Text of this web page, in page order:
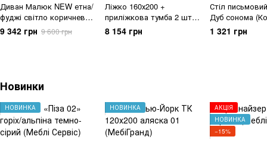
Диван Малюк NEW етна/
фуджі світло коричневий
(Меблі Сервіс)
9 342 грн 9 600 грн
Ліжко 160х200 +
приліжкова тумба 2 шт
Фієста Дуб апріл/Чорний
(Меблі Сервіс)
8 154 грн
Стіл
Дуб сонома
1 321 грн
Новинки
НОВИНКА НОВИНКА
АКЦІЯ
НОВИНКА
−15%